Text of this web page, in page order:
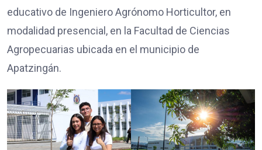
educativo de Ingeniero Agrónomo Horticultor, en
modalidad presencial, en la Facultad de Ciencias
Agropecuarias ubicada en el municipio de
Apatzingán.